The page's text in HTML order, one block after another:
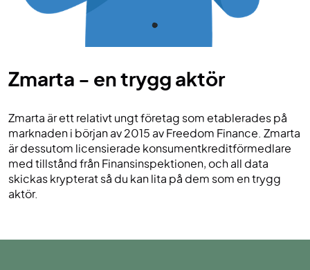
Zmarta - en trygg aktör
Zmarta är ett relativt ungt företag som etablerades på
marknaden i början av 2015 av Freedom Finance. Zmarta
är dessutom licensierade konsumentkreditförmedlare
med tillstånd från Finansinspektionen, och all data
skickas krypterat så du kan lita på dem som en trygg
aktör.